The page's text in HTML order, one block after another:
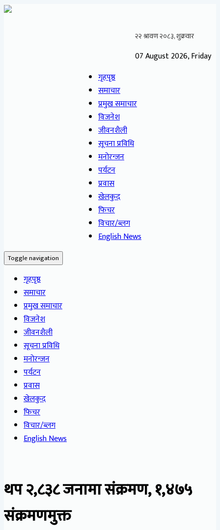
07 August 2026, Friday
गृहपृष्ठ
समाचार
प्रमुख समाचार
विजनेश
जीवनशैली
सूचना प्रविधि
मनोरन्जन
पर्यटन
प्रवास
खेलकुद
फिचर
विचार/ब्लग
English News
Toggle navigation
गृहपृष्ठ
समाचार
प्रमुख समाचार
विजनेश
जीवनशैली
सूचना प्रविधि
मनोरन्जन
पर्यटन
प्रवास
खेलकुद
फिचर
विचार/ब्लग
English News
थप २,८३८ जनामा संक्रमण, १,४७५
संक्रमणमुक्त